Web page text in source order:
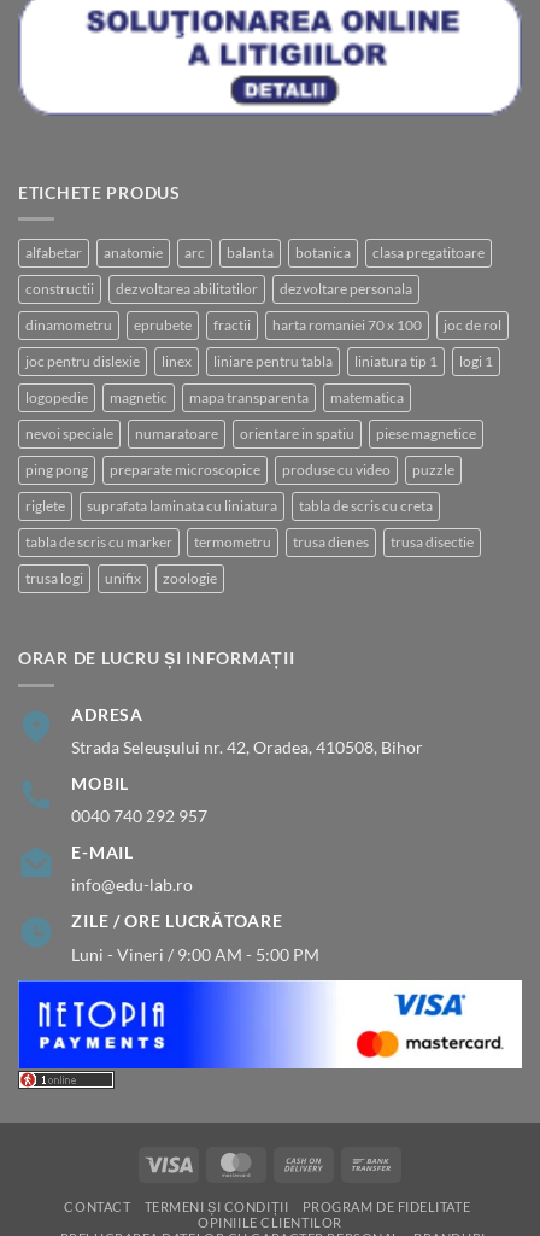
ETICHETE PRODUS
alfabetar anatomie arc balanta botanica clasa pregatitoare
constructii dezvoltarea abilitatilor dezvoltare personala
dinamometru eprubete fractii harta romaniei 70 x 100 joc de rol
joc pentru dislexie linex liniare pentru tabla liniatura tip 1 logi 1
logopedie magnetic mapa transparenta matematica
nevoi speciale numaratoare orientare in spatiu piese magnetice
ping pong preparate microscopice produse cu video puzzle
riglete suprafata laminata cu liniatura tabla de scris cu creta
tabla de scris cu marker termometru trusa dienes trusa disectie
trusa logi unifix zoologie
ORAR DE LUCRU ȘI INFORMAȚII
ADRESA
Strada Seleușului nr. 42, Oradea, 410508, Bihor
MOBIL
0040 740 292 957
E-MAIL
info@edu-lab.ro
ZILE / ORE LUCRĂTOARE
Luni - Vineri / 9:00 AM - 5:00 PM
Visa MasterCardCash
Delivery
CONTACT TERMENI ȘI CONDIȚII
PROGRAM DE FIDELITATE
OPINIILE CLIENTILOR